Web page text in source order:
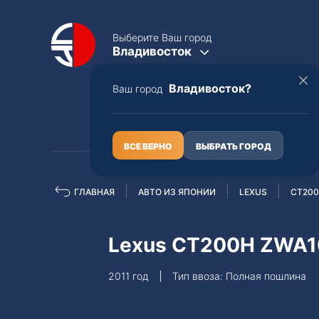
Выберите Ваш город
Владивосток
Ваш город Владивосток?
ВСЕ ВЕРНО ВЫБРАТЬ ГОРОД
Полная пошлина
ГЛАВНАЯ АВТО ИЗ ЯПОНИИ LEXUS
Lexus CT200H
2011 год Тип ввоза: Полная пошлина